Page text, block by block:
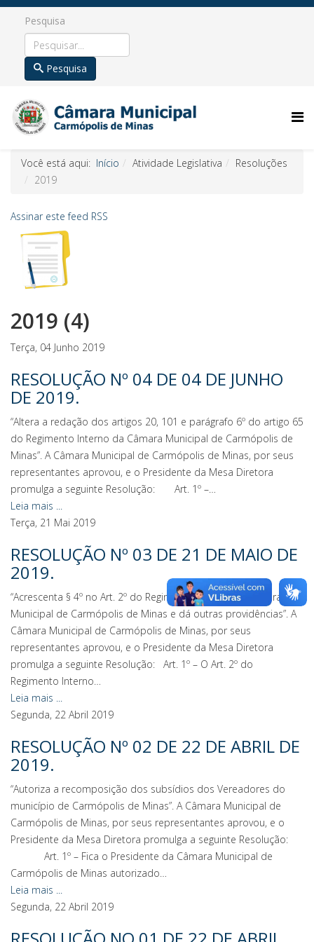
Pesquisa
Pesquisa
Você está aqui: Início Atividade Legislativa
Resoluções
2019
Assinar este feed RSS
2019 (4)
Terça, 04 Junho 2019
RESOLUÇÃO Nº 04 DE 04 DE JUNHO
DE 2019.
“Altera a redação dos artigos 20, 101 e parágrafo 6º do artigo 65
do Regimento Interno da Câmara Municipal de Carmópolis de
Minas”. A Câmara Municipal de Carmópolis de Minas, por seus
representantes aprovou, e o Presidente da Mesa Diretora
promulga a seguinte Resolução: Art. 1º –…
Leia mais ...
Terça, 21 Mai 2019
RESOLUÇÃO Nº 03 DE 21 DE MAIO DE
2019.
“Acrescenta § 4º no Art. 2º do Regimento Interno da Câmara
Municipal de Carmópolis de Minas e dá outras providências”. A
Câmara Municipal de Carmópolis de Minas, por seus
representantes aprovou, e o Presidente da Mesa Diretora
promulga a seguinte Resolução: Art. 1º – O Art. 2º do
Regimento Interno…
Leia mais ...
Segunda, 22 Abril 2019
RESOLUÇÃO Nº 02 DE 22 DE ABRIL DE
2019.
“Autoriza a recomposição dos subsídios dos Vereadores do
município de Carmópolis de Minas”. A Câmara Municipal de
Carmópolis de Minas, por seus representantes aprovou, e o
Presidente da Mesa Diretora promulga a seguinte Resolução:
Art. 1º – Fica o Presidente da Câmara Municipal de
Carmópolis de Minas autorizado…
Leia mais ...
Segunda, 22 Abril 2019